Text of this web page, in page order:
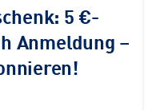
5 €-
Anmeldung –